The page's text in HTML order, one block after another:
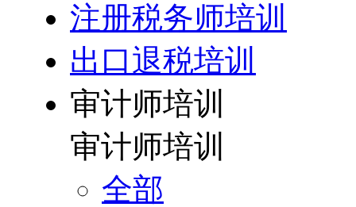
注册税务师培训
出口退税培训
审计师培训
审计师培训
全部